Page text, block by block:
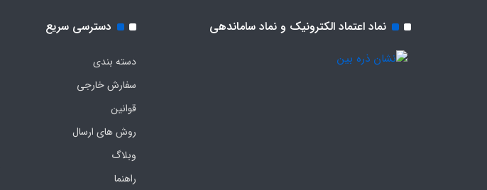
نماد اعتماد الکترونیک و نماد ساماندهی دسترسی سریع
دسته بندی
سفارش خارجی
قوانین
روش های ارسال
وبلاگ
راهنما